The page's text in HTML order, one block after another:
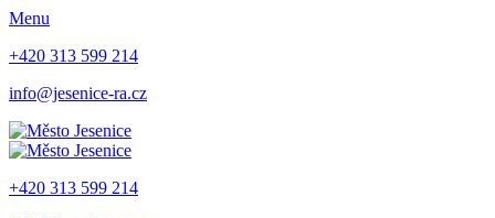
Menu
+420 313 599 214
info@jesenice-ra.cz
+420 313 599 214